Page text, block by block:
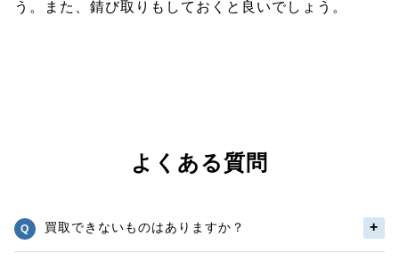
う。また、錆び取りもしておくと良いでしょう。
よくある質問
買取できないものはありますか？